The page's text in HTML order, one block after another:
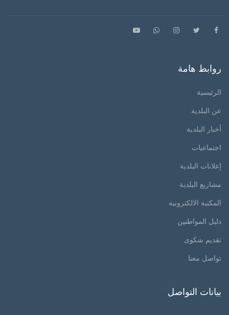
روابط هامة
الرئيسية
عن البلدية
أخبار البلدية
اجتماعيات
إعلانات البلدية
مشاريع البلدية
المكتبة الالكترونية
دليل المواطنين
تقديم شكوى
تواصل معنا
بيانات التواصل